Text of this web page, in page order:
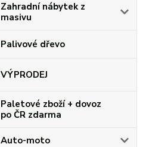
Zahradní nábytek z
masivu
Palivové dřevo
VÝPRODEJ
Paletové zboží + dovoz
po ČR zdarma
Auto-moto